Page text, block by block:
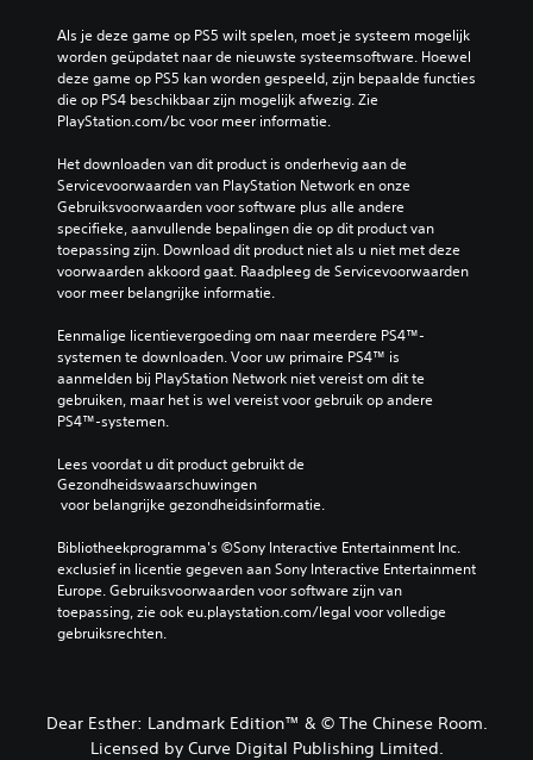
Als je deze game op PS5 wilt spelen, moet je systeem mogelijk
worden geüpdatet naar de nieuwste systeemsoftware. Hoewel
deze game op PS5 kan worden gespeeld, zijn bepaalde functies
die op PS4 beschikbaar zijn mogelijk afwezig. Zie
PlayStation.com/bc voor meer informatie.
Het downloaden van dit product is onderhevig aan de
Servicevoorwaarden van PlayStation Network en onze
Gebruiksvoorwaarden voor software plus alle andere
specifieke, aanvullende bepalingen die op dit product van
toepassing zijn. Download dit product niet als u niet met deze
voorwaarden akkoord gaat. Raadpleeg de Servicevoorwaarden
voor meer belangrijke informatie.
Eenmalige licentievergoeding om naar meerdere PS4™-
systemen te downloaden. Voor uw primaire PS4™ is
aanmelden bij PlayStation Network niet vereist om dit te
gebruiken, maar het is wel vereist voor gebruik op andere
PS4™-systemen.
Lees voordat u dit product gebruikt de
Gezondheidswaarschuwingen
voor belangrijke gezondheidsinformatie.
Bibliotheekprogramma's ©Sony Interactive Entertainment Inc.
exclusief in licentie gegeven aan Sony Interactive Entertainment
Europe. Gebruiksvoorwaarden voor software zijn van
toepassing, zie ook eu.playstation.com/legal voor volledige
gebruiksrechten.
Dear Esther: Landmark Edition™ & © The Chinese Room.
Licensed by Curve Digital Publishing Limited.